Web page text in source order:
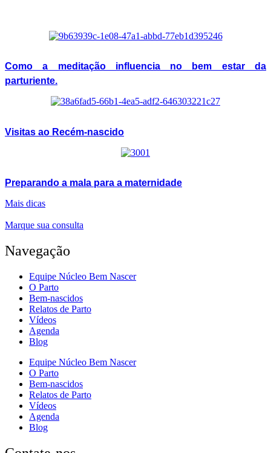
Como a meditação influencia no bem estar da
parturiente.
Visitas ao Recém-nascido
Preparando a mala para a maternidade
Mais dicas
Marque sua consulta
Navegação
Equipe Núcleo Bem Nascer
O Parto
Bem-nascidos
Relatos de Parto
Vídeos
Agenda
Blog
Equipe Núcleo Bem Nascer
O Parto
Bem-nascidos
Relatos de Parto
Vídeos
Agenda
Blog